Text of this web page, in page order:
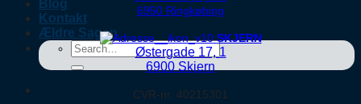
Blog
Kontakt
Ældre Sagen
6950 Ringkøbing
SKJERN
Østergade 17, 1
6900 Skjern
CVR-nr. 40215301